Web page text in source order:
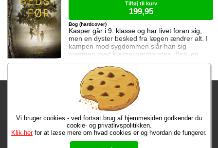
Kasper går i 9. klasse og har livet foran sig,
men en dyster besked fra lægen ændrer alt. I
kampen mod sygdommen slår han sig
sammen med klassekammeraten, Birk, en
hverdagseventyrer der tænker, taler og
handler som det passer ham. De vil få det
bedste ud af livet, også selvom deres
hæsblæsende oplevelser til tider er mere end
Kaspers krop kan holde til. Bedst Før handler
om håb og om at leve. Måske vinder Kasper
endda ven
Bog (hardcover)
Tilføj til kurv
199,95
Fragtgebyret er DKK 59,95 • Fragtgebyret bortfalder ved køb over
DKK 299,00
Bestiller du inden kl. 13:00 har du dine varer på mandag!
Max 50 kr. Bøger til en 🐕
★★★★★
Vi bruger cookies - ved fortsat brug af hjemmesiden godkender du
cookie- og privatlivspolitikken.
Klik herfor at læse mere om hvad cookies er og hvordan de fungerer.